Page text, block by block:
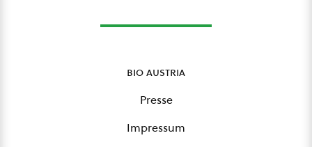
bio austria
Presse
Impressum